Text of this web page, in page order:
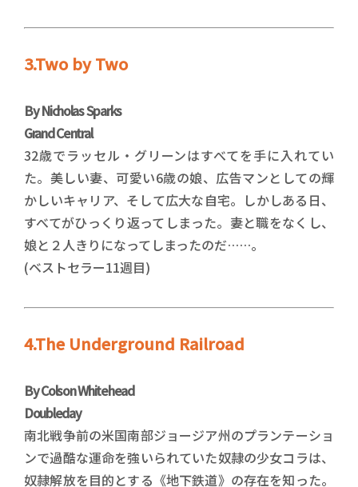
3.Two by Two
By Nicholas Sparks
Grand Central
32歳でラッセル・グリーンはすべてを手に入れてい
た。美しい妻、可愛い6歳の娘、広告マンとしての輝
かしいキャリア、そして広大な自宅。しかしある日、
すべてがひっくり返ってしまった。妻と職をなくし、
娘と２人きりになってしまったのだ……。
(ベストセラー11週目)
4.The Underground Railroad
By Colson Whitehead
Doubleday
南北戦争前の米国南部ジョージア州のプランテーショ
ンで過酷な運命を強いられていた奴隷の少女コラは、
奴隷解放を目的とする《地下鉄道》の存在を知った。